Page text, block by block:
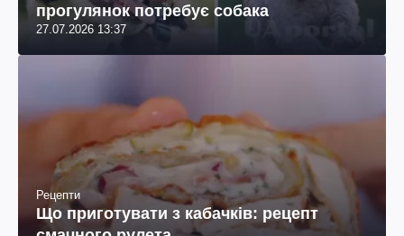
прогулянок потребує собака
27.07.2026 13:37
Рецепти
Що приготувати з кабачків: рецепт